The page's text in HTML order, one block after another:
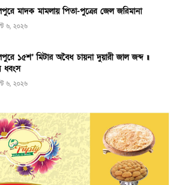
মাদক মামলায় পিতা-পুত্রের জেল জরিমানা
৬, ২০২৬
১৫শ’ মিটার অবৈধ চায়না দুয়ারী জাল জব্দ ॥
৬, ২০২৬